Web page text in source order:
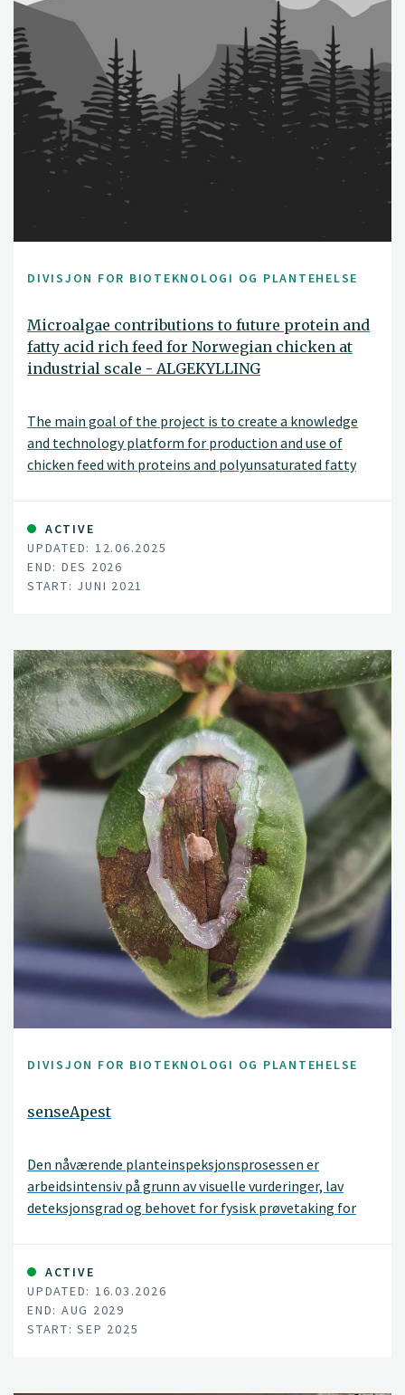
DIVISJON FOR BIOTEKNOLOGI OG PLANTEHELSE
Microalgae contributions to future protein and
fatty acid rich feed for Norwegian chicken at
industrial scale - ALGEKYLLING
The main goal of the project is to create a knowledge
and technology platform for production and use of
chicken feed with proteins and polyunsaturated fatty
project consortium includes the whole production/value
chain.ACTIVE
UPDATED: 12.06.2025
END: DES 2026
START: JUNI 2021
DIVISJON FOR BIOTEKNOLOGI OG PLANTEHELSE
senseApest
Den nåværende planteinspeksjonsprosessen er
arbeidsintensiv på grunn av visuelle vurderinger, lav
deteksjonsgrad og behovet for fysisk prøvetaking for
SenseApest vil møte disse utfordringene ved å
systematisk og effektivt screene importert
plantemateriale med en kontaktløs bærbar
deteksjonsenhet (PDU), basert på utslipp av flyktige
organiske forbindelser, eller luktstoffer (VOC)
ACTIVE
UPDATED: 16.03.2026
END: AUG 2029
START: SEP 2025